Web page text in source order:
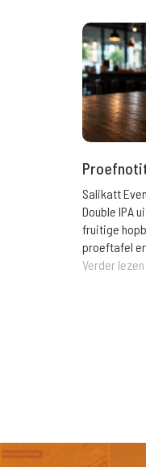
Salikatt
Double IPA
fruitige
proeftafel
Verder lezen